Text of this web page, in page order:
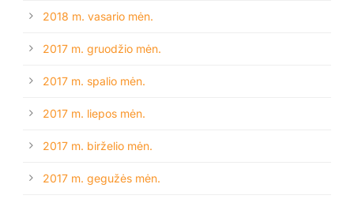
2018 m. vasario mėn.
2017 m. gruodžio mėn.
2017 m. spalio mėn.
2017 m. liepos mėn.
2017 m. birželio mėn.
2017 m. gegužės mėn.